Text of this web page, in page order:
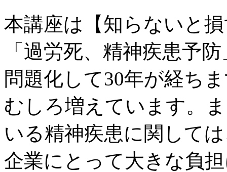
本講座は【知らないと
「過労死、精神疾患予
問題化して30年が経ち
むしろ増えています。
いる精神疾患に関して
企業にとって大きな負